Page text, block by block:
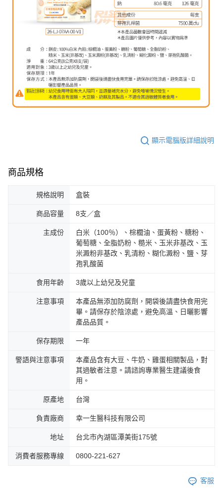
顯示電腦版詳細說明
商品規格
規格說明 盒裝
商品容量 8支／盒
主成份
白米（100％）、棕櫚油、蛋黃粉、糖粉、
葡萄糖、全脂奶粉、糙米、玉米非基改、玉
米澱粉非基改、乳清粉、糊化澱粉、鹽、芽
孢乳酸菌
食用年齡 3歲以上幼兒及兒童
注意事項
本產品無添加防腐劑，開袋後請盡快食用完
畢。請保存於陰涼處，避免高溫、日曬影響
產品品質。
保存期限 一年
警語與注意事項
本產品含有大豆、牛奶、雞蛋相關製品，對
其過敏者注意。請諮詢專業醫生建議後食
用。
原產地 台灣
負責廠商 幸一生醫科技有限公司
地址 台北市內湖區潭美街175號
消費者服務專線 0800-221-627
客服